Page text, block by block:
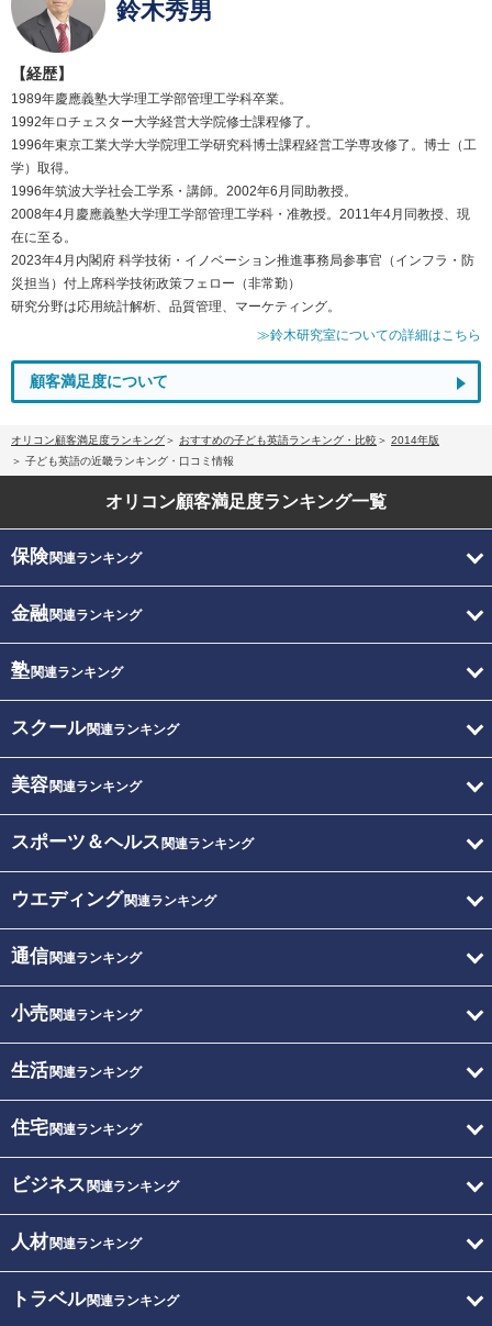
鈴木秀男
【経歴】
1989年慶應義塾大学理工学部管理工学科卒業。
1992年ロチェスター大学経営大学院修士課程修了。
1996年東京工業大学大学院理工学研究科博士課程経営工学専攻修了。博士（工
学）取得。
1996年筑波大学社会工学系・講師。2002年6月同助教授。
2008年4月慶應義塾大学理工学部管理工学科・准教授。2011年4月同教授、現
在に至る。
2023年4月内閣府 科学技術・イノベーション推進事務局参事官（インフラ・防
災担当）付上席科学技術政策フェロー（非常勤）
研究分野は応用統計解析、品質管理、マーケティング。
≫鈴木研究室についての詳細はこちら
顧客満足度について
オリコン顧客満足度ランキング おすすめの子ども英語ランキング・比較
2014年版
子ども英語の近畿ランキング・口コミ情報
オリコン顧客満足度ランキング一覧
保険関連ランキング
金融関連ランキング
塾関連ランキング
スクール関連ランキング
美容関連ランキング
スポーツ＆ヘルス 関連ランキング
ウエディング関連ランキング
通信関連ランキング
小売関連ランキング
生活関連ランキング
住宅関連ランキング
ビジネス 関連ランキング
人材関連ランキング
トラベル関連ランキング